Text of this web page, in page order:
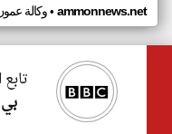
وكالة• ammonnews.net